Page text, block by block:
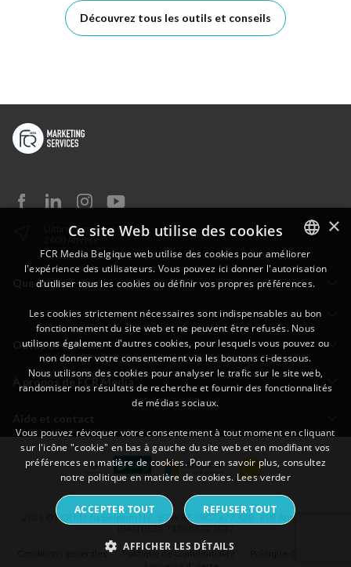
Découvrez tous les outils et conseils
Que faisons-nous
Outils et conseils
À propos de FCR Media
Uitbreidingstraat 82
2600 Anvers
2026 © FCR Media Belgium NV - BTW BE 0807.677.428 - RPR Antwerpen -
IBAN BE35 7330 5392 3037
Conditions générales Politique de confidentialité
DUTCH
×
Ce site Web utilise des cookies
FCR Media Belgique web utilise des cookies pour améliorer
l'expérience des utilisateurs. Vous pouvez ici donner l'autorisation
d'utiliser tous les cookies ou définir vos propres préférences.
Les cookies strictement nécessaires sont indispensables au bon
fonctionnement du site web et ne peuvent être refusés. Nous
utilisons également d'autres cookies, pour lesquels vous pouvez ou
non donner votre consentement via les boutons ci-dessous.
Nous utilisons des cookies pour analyser le trafic sur le site web,
randomiser nos résultats de recherche et fournir des fonctionnalités
de médias sociaux.
Vous pouvez révoquer votre consentement à tout moment en cliquant
sur l'icône "cookie" en bas à gauche du site web et en modifiant vos
préférences en matière de cookies. Pour en savoir plus, consultez
notre politique en matière de cookies. Lees verder
ACCEPTER TOUT REFUSER TOUT
AFFICHER LES DÉTAILS